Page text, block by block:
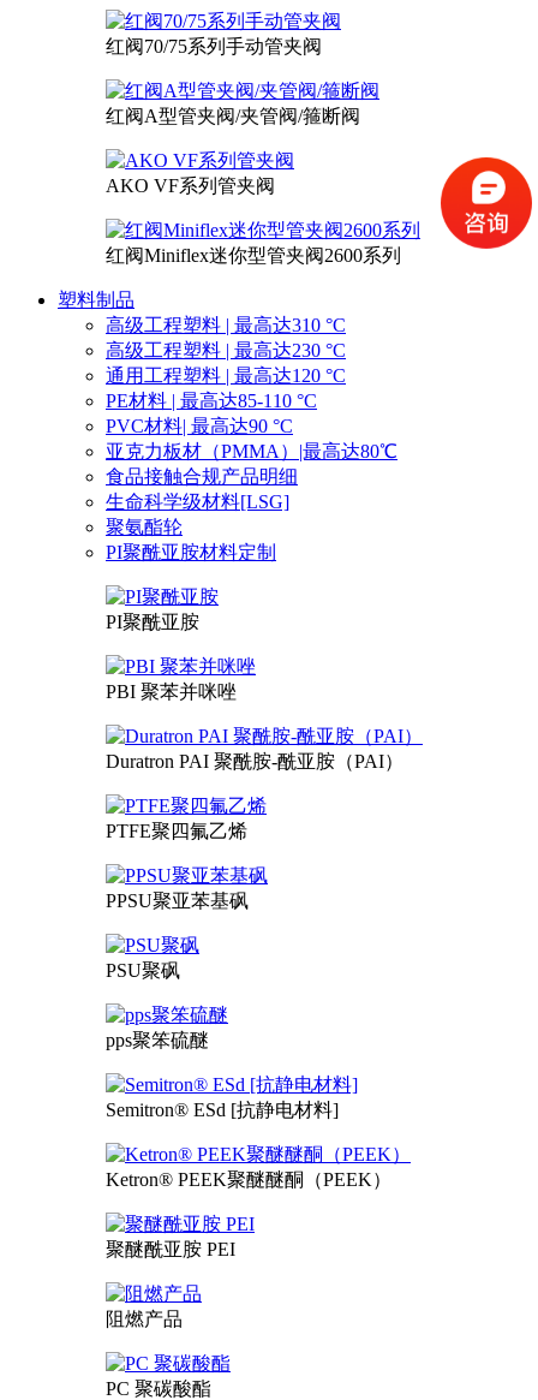
红阀70/75系列手动管夹阀
红阀A型管夹阀/夹管阀/箍断阀
AKO VF系列管夹阀
红阀Miniflex迷你型管夹阀2600系列
塑料制品
高级工程塑料 | 最高达310 °C
高级工程塑料 | 最高达230 °C
通用工程塑料 | 最高达120 °C
PE材料 | 最高达85-110 °C
PVC材料| 最高达90 °C
亚克力板材（PMMA）|最高达80℃
食品接触合规产品明细
生命科学级材料[LSG]
聚氨酯轮
PI聚酰亚胺材料定制
PI聚酰亚胺
PBI 聚苯并咪唑
Duratron PAI 聚酰胺-酰亚胺（PAI）
PTFE聚四氟乙烯
PPSU聚亚苯基砜
PSU聚砜
pps聚笨硫醚
Semitron® ESd [抗静电材料]
Ketron® PEEK聚醚醚酮（PEEK）
聚醚酰亚胺 PEI
阻燃产品
PC 聚碳酸酯